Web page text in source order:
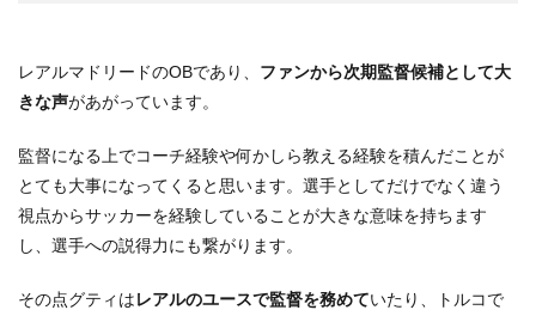
レアルマドリードのOBであり、 ファンから次期監督候補として大
きな声があがっています。
監督になる上でコーチ経験や何かしら教える経験を積んだことが
とても大事になってくると思います。選手としてだけでなく違う
視点からサッカーを経験していることが大きな意味を持ちます
し、選手への説得力にも繋がります。
その点グティはレアルのユースで監督を務めていたり、トルコで